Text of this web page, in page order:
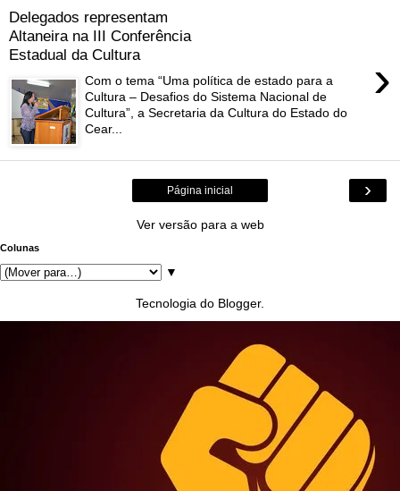
Delegados representam
Altaneira na III Conferência
Estadual da Cultura
›
Com o tema “Uma política de estado para a
Cultura – Desafios do Sistema Nacional de
Cultura”, a Secretaria da Cultura do Estado do
Cear...
›
Página inicial
Ver versão para a web
Colunas
▼
Tecnologia do Blogger.